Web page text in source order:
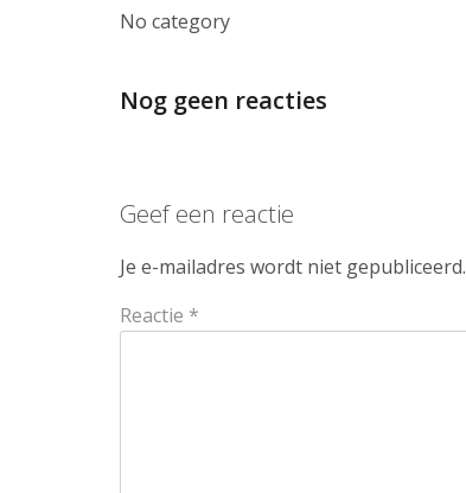
No category
Nog geen reacties
Geef een reactie
Je e-mailadres wordt niet gepubliceerd.
Reactie *